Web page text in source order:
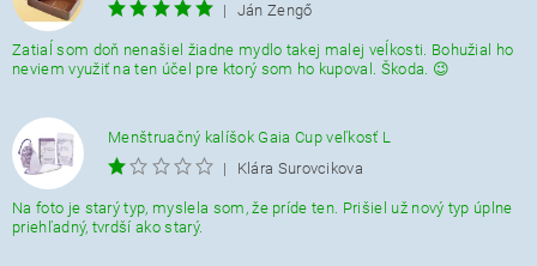
|
Ján Zengő
Zatiaĺ som doň nenašiel žiadne mydlo takej malej veĺkosti. Bohužial ho
neviem využiť na ten účel pre ktorý som ho kupoval. Škoda. 😉
Menštruačný kalíšok Gaia Cup veľkosť L
|
Klára Surovcikova
Na foto je starý typ, myslela som, že príde ten. Prišiel už nový typ úplne
priehľadný, tvrdší ako starý.